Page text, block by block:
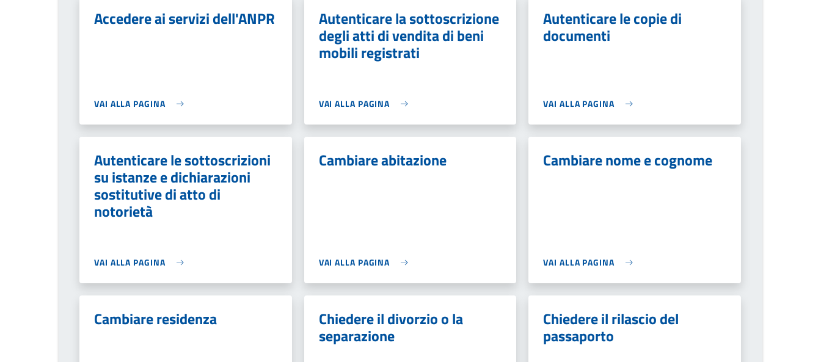
Accedere ai servizi dell'ANPR
VAI ALLA PAGINA
Autenticare la sottoscrizione
degli atti di vendita di beni
mobili registrati
VAI ALLA PAGINA
Autenticare le copie di
documenti
VAI ALLA PAGINA
Autenticare le sottoscrizioni
su istanze e dichiarazioni
sostitutive di atto di
notorietà
VAI ALLA PAGINA
Cambiare abitazione
VAI ALLA PAGINA
Cambiare nome e cognome
VAI ALLA PAGINA
Cambiare residenza Chiedere il divorzio o la
separazione
Chiedere il rilascio del
passaporto